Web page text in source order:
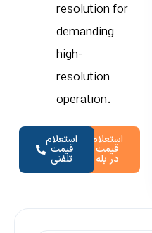
resolution for
demanding
high-
resolution
operation.
استعلام
قیمت
در بله
استعلام
قیمت
تلفنی